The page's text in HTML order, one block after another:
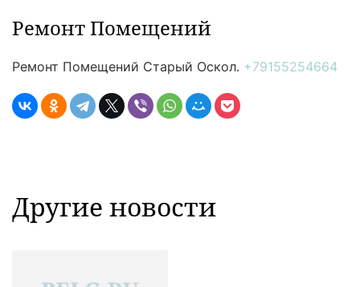
Ремонт Помещений
Ремонт Помещений Старый Оскол. +79155254664
Другие новости